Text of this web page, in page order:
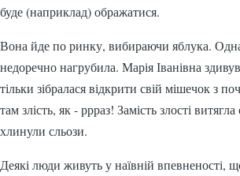
буде (наприклад) ображатися.
Вона йде по ринку, вибираючи яблука.
недоречно нагрубила. Марія Іванівна
тільки зібралася відкрити свій мішечок з
там злість, як - ррраз! Замість злості
хлинули сльози.
Деякі люди живуть у наївній впевненості,